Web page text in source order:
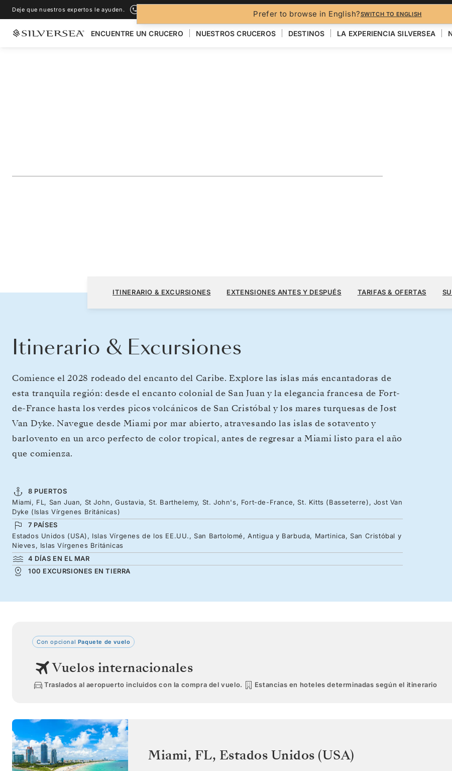
Prefer to browse in English?SWITCH TO ENGLISH
Deje que nuestros expertos le ayuden.
ENCUENTRE UN CRUCERO NUESTROS CRUCEROS DESTINOS LA EXPERIENCIA SILVERSEA
Miami, FL a Miami, FL
12 DIAS
POR HUÉSPED, CON TARIFA ALL-
ITINERARIO & EXCURSIONES EXTENSIONES ANTES Y DESPUÉS TARIFAS & OFERTAS
Itinerario & Excursiones
Comience el 2028 rodeado del encanto del Caribe. Explore las islas más encantadoras de
esta tranquila región: desde el encanto colonial de San Juan y la elegancia francesa de Fort-
de-France hasta los verdes picos volcánicos de San Cristóbal y los mares turquesas de Jost
Van Dyke. Navegue desde Miami por mar abierto, atravesando las islas de sotavento y
barlovento en un arco perfecto de color tropical, antes de regresar a Miami listo para el año
que comienza.
8 PUERTOS
Miami, FL, San Juan, St John, Gustavia, St. Barthelemy, St. John's, Fort-de-France, St. Kitts (Basseterre), Jost Van
Dyke (Islas Vírgenes Británicas)
7 PAÍSES
Estados Unidos (USA), Islas Vírgenes de los EE.UU., San Bartolomé, Antigua y Barbuda, Martinica, San Cristóbal y
Nieves, Islas Vírgenes Británicas
4 DÍAS EN EL MAR
100 EXCURSIONES EN TIERRA
Con opcional Paquete de vuelo
Vuelos internacionales
Traslados al aeropuerto incluidos con la compra del vuelo. Estancias en hoteles determinadas según el itinerario
Miami, FL, Estados Unidos (USA)